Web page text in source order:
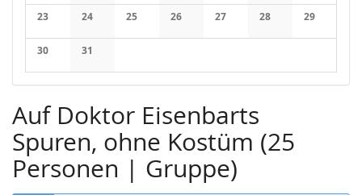
Keine Veranstaltungen
Keine Veranstaltungen
Keine Veranstaltungen
Keine Veranstaltungen
Keine Veranstaltungen
Keine Keine
23
Keine Veranstaltungen
24
Keine Veranstaltungen
25
Keine Veranstaltungen
26
Keine Veranstaltungen
27
Keine Veranstaltungen
28
Keine
29
Keine
30
Keine Veranstaltungen
31
Keine Veranstaltungen
Auf Doktor Eisenbarts
Spuren, ohne Kostüm (25
Personen | Gruppe)